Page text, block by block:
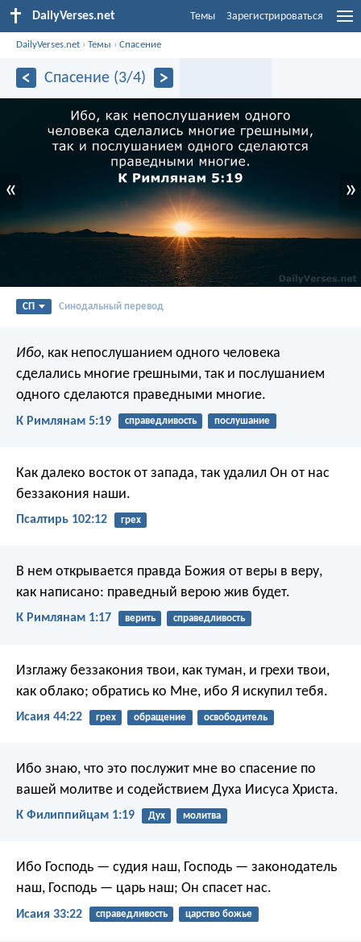
DailyVerses.net Темы Зарегистрироваться
DailyVerses.net ›Темы ›Спасение
Спасение (3/4)
« »
СП Синодальный перевод
Ибо, как непослушанием одного человека
сделались многие грешными, так и послушанием
одного сделаются праведными многие.
К Римлянам 5:19 справедливость послушание
Как далеко восток от запада, так удалил Он от нас
беззакония наши.
Псалтирь 102:12 грех
В нем открывается правда Божия от веры в веру,
как написано: праведный верою жив будет.
К Римлянам 1:17 верить справедливость
Изглажу беззакония твои, как туман, и грехи твои,
как облако; обратись ко Мне, ибо Я искупил тебя.
Исаия 44:22 грех обращение освободитель
Ибо знаю, что это послужит мне во спасение по
вашей молитве и содействием Духа Иисуса Христа.
К Филиппийцам 1:19 Дух молитва
Ибо Господь — судия наш, Господь — законодатель
наш, Господь — царь наш; Он спасет нас.
Исаия 33:22 справедливость царство божье